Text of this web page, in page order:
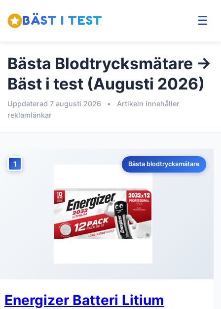
BÄST I TEST ☰
Bästa Blodtrycksmätare →
Bäst i test (Augusti 2026)
Uppdaterad 7 augusti 2026 •
Artikeln innehåller
reklamlänkar
1 Bästa blodtrycksmätare
Energizer Batteri Litium